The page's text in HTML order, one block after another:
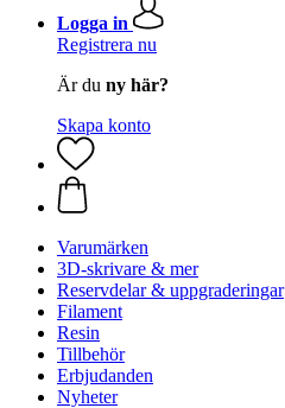
Logga in
Registrera nu
Är du ny här?
Skapa konto
Varumärken
3D-skrivare & mer
Reservdelar & uppgraderingar
Filament
Resin
Tillbehör
Erbjudanden
Nyheter